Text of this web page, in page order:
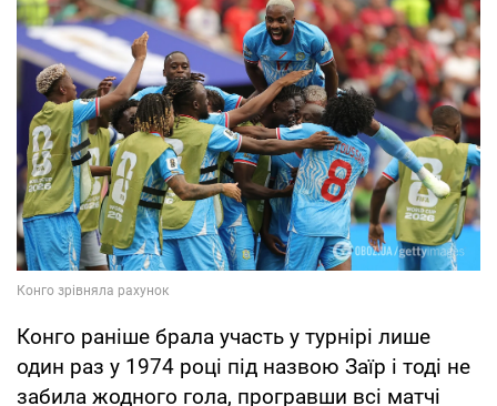
Конго раніше брала участь у турнірі лише
один раз у 1974 році під назвою Заїр і тоді не
забила жодного гола, програвши всі матчі